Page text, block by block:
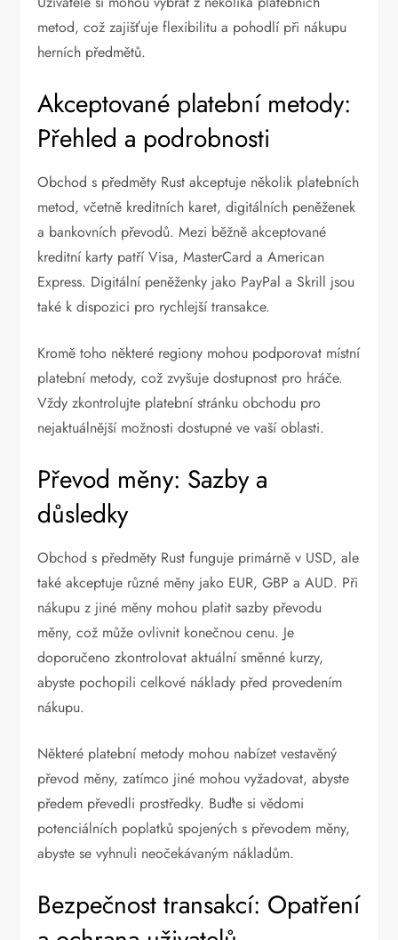
metod, což zajišťuje flexibilitu a pohodlí při nákupu
herních předmětů.
Akceptované platební metody:
Přehled a podrobnosti
Obchod s předměty Rust akceptuje několik platebních
metod, včetně kreditních karet, digitálních peněženek
a bankovních převodů. Mezi běžně akceptované
kreditní karty patří Visa, MasterCard a American
Express. Digitální peněženky jako PayPal a Skrill jsou
také k dispozici pro rychlejší transakce.
Kromě toho některé regiony mohou podporovat místní
platební metody, což zvyšuje dostupnost pro hráče.
Vždy zkontrolujte platební stránku obchodu pro
nejaktuálnější možnosti dostupné ve vaší oblasti.
Převod měny: Sazby a
důsledky
Obchod s předměty Rust funguje primárně v USD, ale
také akceptuje různé měny jako EUR, GBP a AUD. Při
nákupu z jiné měny mohou platit sazby převodu
měny, což může ovlivnit konečnou cenu. Je
doporučeno zkontrolovat aktuální směnné kurzy,
abyste pochopili celkové náklady před provedením
nákupu.
Některé platební metody mohou nabízet vestavěný
převod měny, zatímco jiné mohou vyžadovat, abyste
předem převedli prostředky. Buďte si vědomi
potenciálních poplatků spojených s převodem měny,
abyste se vyhnuli neočekávaným nákladům.
Bezpečnost transakcí: Opatření